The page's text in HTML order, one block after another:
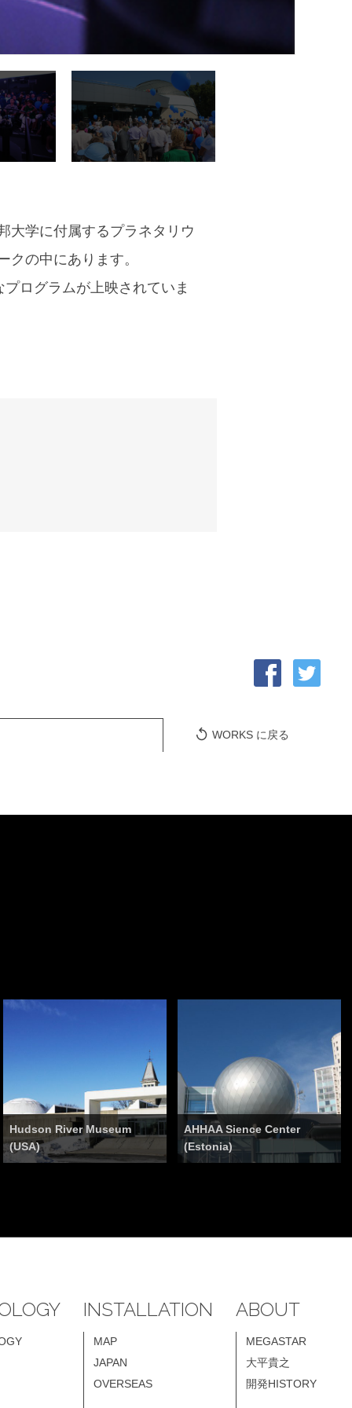
大学に付属するプラネタリウ
の中にあります。
ログラムが上映されていま
WORKS に戻る
Hudson River Museum
(USA)
AHHAA Sience Center
(Estonia)
INSTALLATION
MAP
JAPAN
OVERSEAS
ABOUT
MEGASTAR
大平貴之
開発HISTORY